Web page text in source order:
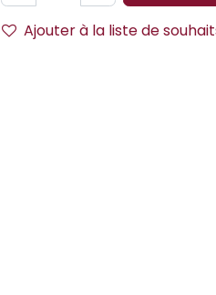
Ajouter à la liste de